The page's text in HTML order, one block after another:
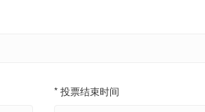
* 投票结束时间